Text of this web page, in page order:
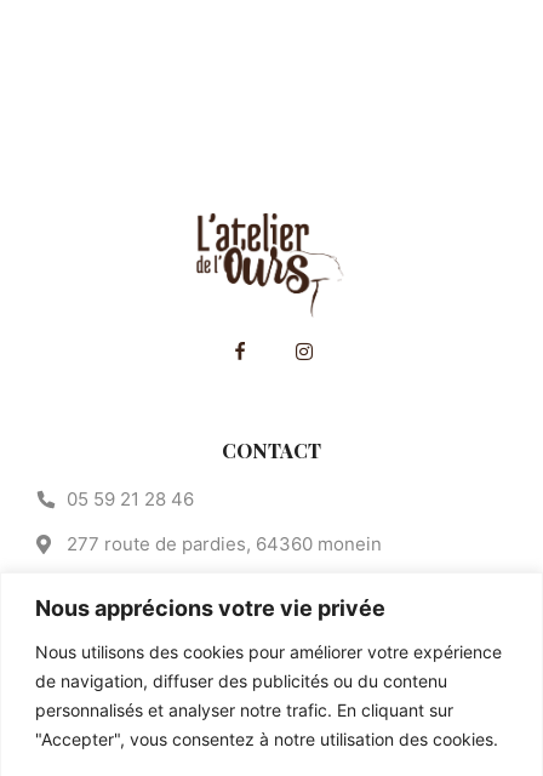
Nous apprécions votre vie privée
Nous utilisons des cookies pour améliorer votre expérience
de navigation, diffuser des publicités ou du contenu
personnalisés et analyser notre trafic. En cliquant sur
"Accepter", vous consentez à notre utilisation des cookies.
CONTACT
05 59 21 28 46
277 route de pardies, 64360 monein
CATEGORIES
Salé
Sucré